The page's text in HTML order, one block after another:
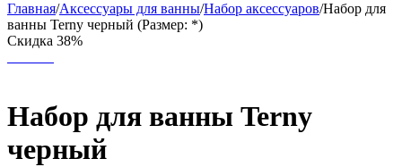
Главная/Аксессуары для ванны/Набор аксессуаров/Набор для
ванны Terny черный (Размер: *)
Скидка 38%
Набор для ванны Terny
черный